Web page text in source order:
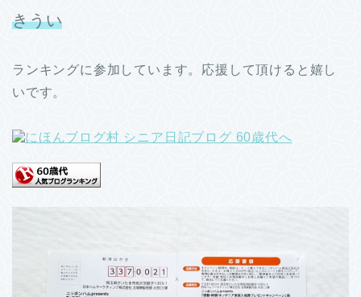
きうい
ランキングに参加しています。応援して頂けると嬉し
いです。